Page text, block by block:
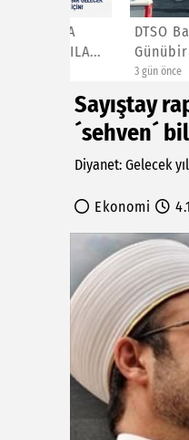
DTSO
Günübirlik
Sayıştay
´sehven´
Diyanet: Gelecek
Ekonomi